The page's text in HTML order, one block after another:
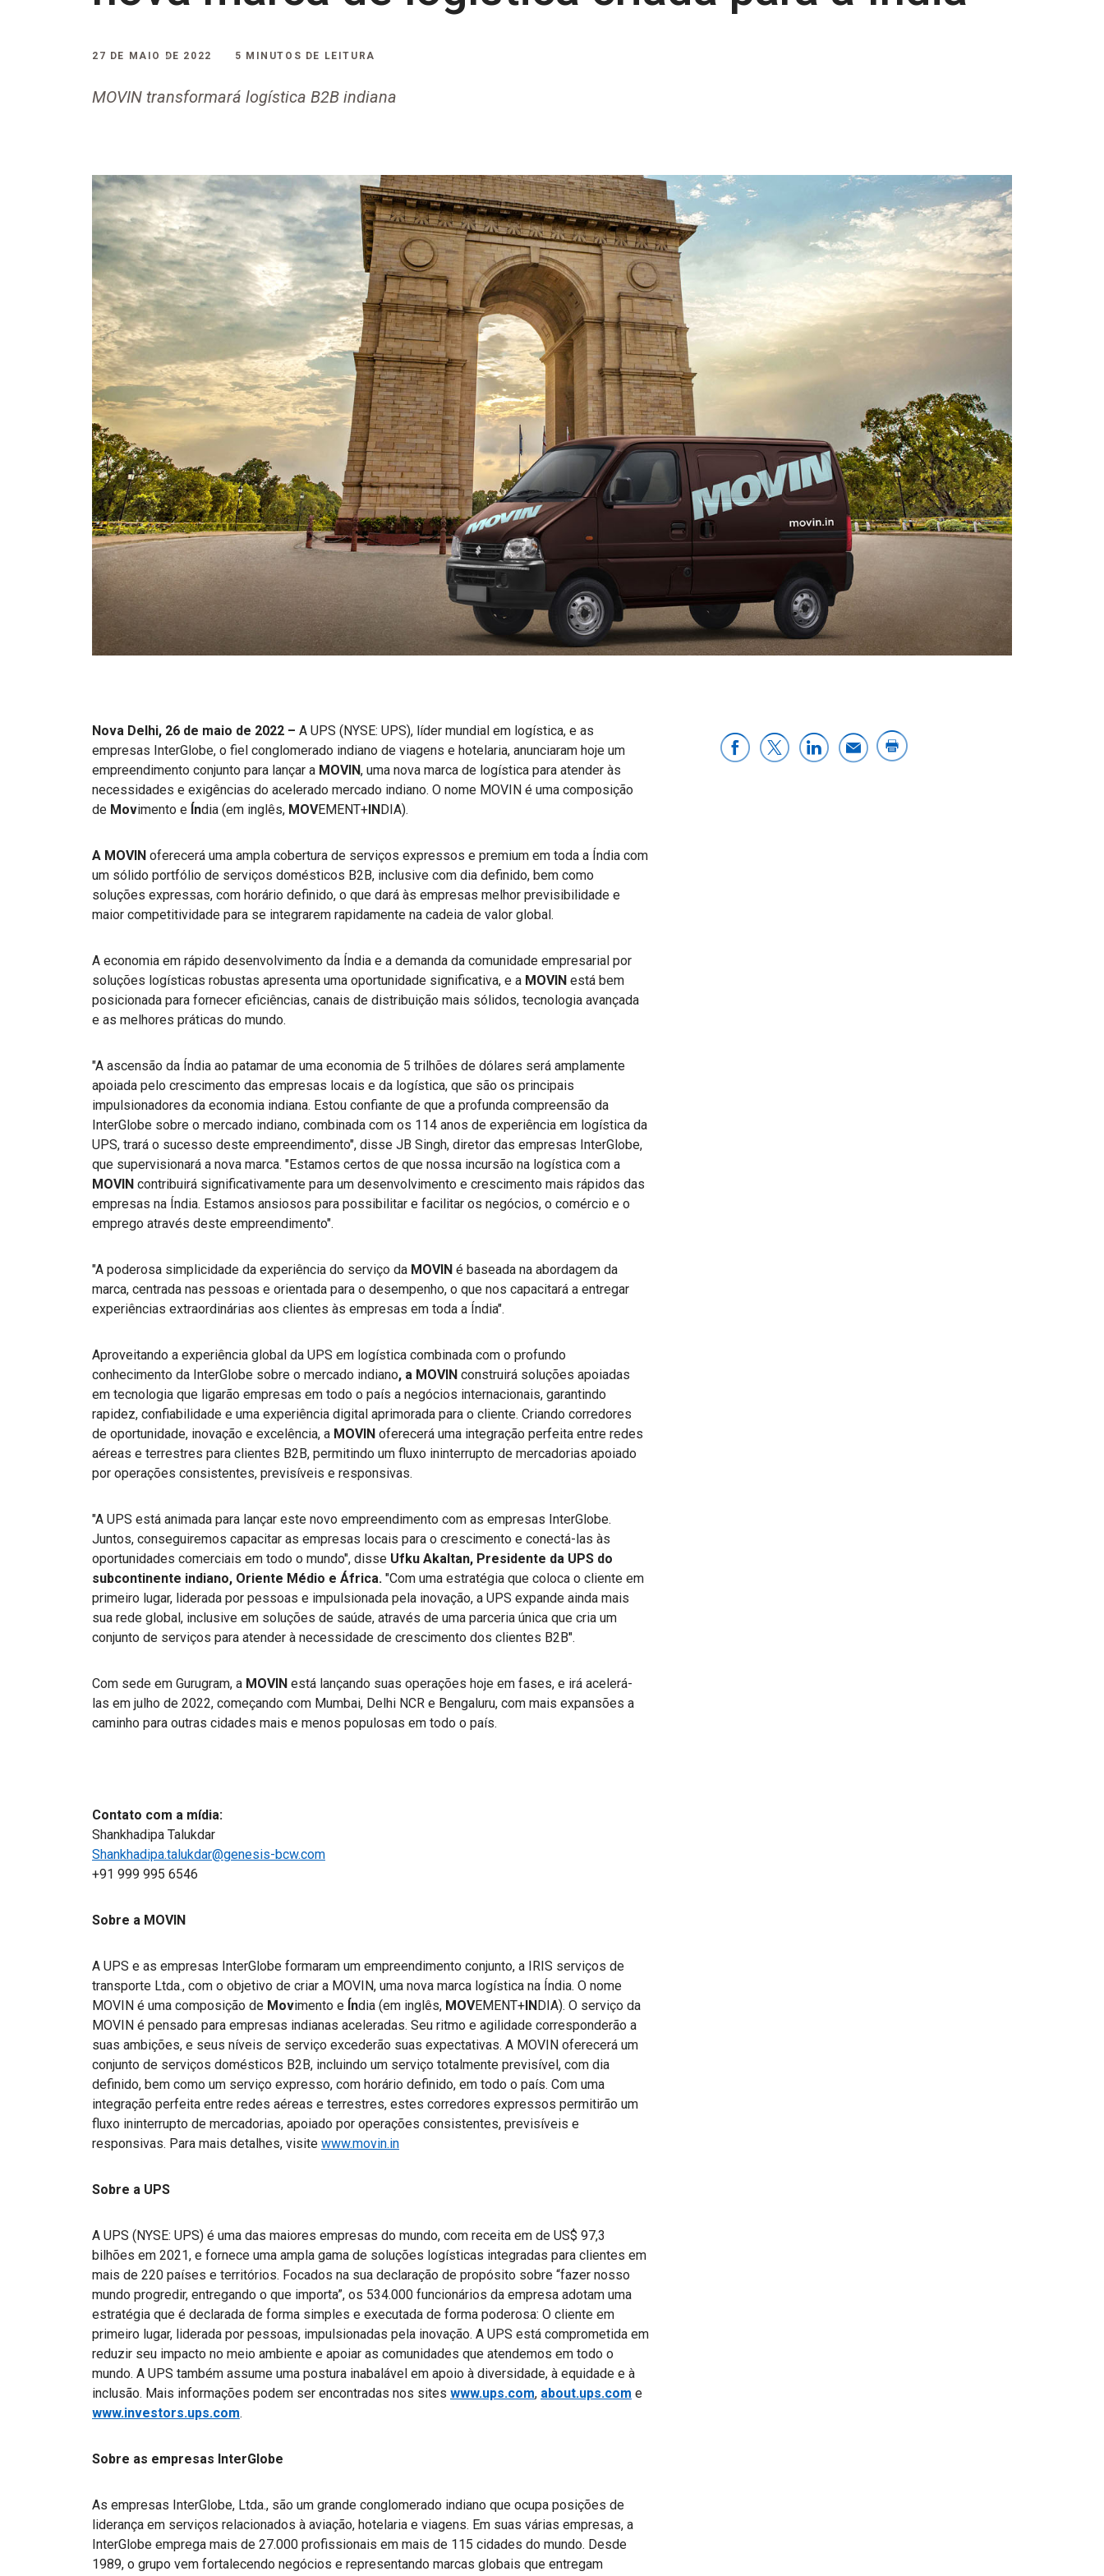
27 DE MAIO DE 2022 5 MINUTOS DE LEITURA
MOVIN transformará logística B2B indiana
Nova Delhi, 26 de maio de 2022 – A UPS (NYSE: UPS), líder mundial em logística, e as
empresas InterGlobe, o fiel conglomerado indiano de viagens e hotelaria, anunciaram hoje um
empreendimento conjunto para lançar a MOVIN, uma nova marca de logística para atender às
necessidades e exigências do acelerado mercado indiano. O nome MOVIN é uma composição
de Movimento e Índia (em inglês, MOVEMENT+INDIA).
A MOVIN oferecerá uma ampla cobertura de serviços expressos e premium em toda a Índia com
um sólido portfólio de serviços domésticos B2B, inclusive com dia definido, bem como
soluções expressas, com horário definido, o que dará às empresas melhor previsibilidade e
maior competitividade para se integrarem rapidamente na cadeia de valor global.
A economia em rápido desenvolvimento da Índia e a demanda da comunidade empresarial por
soluções logísticas robustas apresenta uma oportunidade significativa, e a MOVIN está bem
posicionada para fornecer eficiências, canais de distribuição mais sólidos, tecnologia avançada
e as melhores práticas do mundo.
"A ascensão da Índia ao patamar de uma economia de 5 trilhões de dólares será amplamente
apoiada pelo crescimento das empresas locais e da logística, que são os principais
impulsionadores da economia indiana. Estou confiante de que a profunda compreensão da
InterGlobe sobre o mercado indiano, combinada com os 114 anos de experiência em logística da
UPS, trará o sucesso deste empreendimento", disse JB Singh, diretor das empresas InterGlobe,
que supervisionará a nova marca. "Estamos certos de que nossa incursão na logística com a
MOVIN contribuirá significativamente para um desenvolvimento e crescimento mais rápidos das
empresas na Índia. Estamos ansiosos para possibilitar e facilitar os negócios, o comércio e o
emprego através deste empreendimento".
"A poderosa simplicidade da experiência do serviço da MOVIN é baseada na abordagem da
marca, centrada nas pessoas e orientada para o desempenho, o que nos capacitará a entregar
experiências extraordinárias aos clientes às empresas em toda a Índia".
Aproveitando a experiência global da UPS em logística combinada com o profundo
conhecimento da InterGlobe sobre o mercado indiano, a MOVIN construirá soluções apoiadas
em tecnologia que ligarão empresas em todo o país a negócios internacionais, garantindo
rapidez, confiabilidade e uma experiência digital aprimorada para o cliente. Criando corredores
de oportunidade, inovação e excelência, a MOVIN oferecerá uma integração perfeita entre redes
aéreas e terrestres para clientes B2B, permitindo um fluxo ininterrupto de mercadorias apoiado
por operações consistentes, previsíveis e responsivas.
"A UPS está animada para lançar este novo empreendimento com as empresas InterGlobe.
Juntos, conseguiremos capacitar as empresas locais para o crescimento e conectá-las às
oportunidades comerciais em todo o mundo", disse Ufku Akaltan, Presidente da UPS do
subcontinente indiano, Oriente Médio e África. "Com uma estratégia que coloca o cliente em
primeiro lugar, liderada por pessoas e impulsionada pela inovação, a UPS expande ainda mais
sua rede global, inclusive em soluções de saúde, através de uma parceria única que cria um
conjunto de serviços para atender à necessidade de crescimento dos clientes B2B".
Com sede em Gurugram, a MOVIN está lançando suas operações hoje em fases, e irá acelerá-
las em julho de 2022, começando com Mumbai, Delhi NCR e Bengaluru, com mais expansões a
caminho para outras cidades mais e menos populosas em todo o país.
Contato com a mídia:
Shankhadipa Talukdar
Shankhadipa.talukdar@genesis-bcw.com
+91 999 995 6546
Sobre a MOVIN
A UPS e as empresas InterGlobe formaram um empreendimento conjunto, a IRIS serviços de
transporte Ltda., com o objetivo de criar a MOVIN, uma nova marca logística na Índia. O nome
MOVIN é uma composição de Movimento e Índia (em inglês, MOVEMENT+INDIA). O serviço da
MOVIN é pensado para empresas indianas aceleradas. Seu ritmo e agilidade corresponderão a
suas ambições, e seus níveis de serviço excederão suas expectativas. A MOVIN oferecerá um
conjunto de serviços domésticos B2B, incluindo um serviço totalmente previsível, com dia
definido, bem como um serviço expresso, com horário definido, em todo o país. Com uma
integração perfeita entre redes aéreas e terrestres, estes corredores expressos permitirão um
fluxo ininterrupto de mercadorias, apoiado por operações consistentes, previsíveis e
responsivas. Para mais detalhes, visite www.movin.in
Sobre a UPS
A UPS (NYSE: UPS) é uma das maiores empresas do mundo, com receita em de US$ 97,3
bilhões em 2021, e fornece uma ampla gama de soluções logísticas integradas para clientes em
mais de 220 países e territórios. Focados na sua declaração de propósito sobre “fazer nosso
mundo progredir, entregando o que importa”, os 534.000 funcionários da empresa adotam uma
estratégia que é declarada de forma simples e executada de forma poderosa: O cliente em
primeiro lugar, liderada por pessoas, impulsionadas pela inovação. A UPS está comprometida em
reduzir seu impacto no meio ambiente e apoiar as comunidades que atendemos em todo o
mundo. A UPS também assume uma postura inabalável em apoio à diversidade, à equidade e à
inclusão. Mais informações podem ser encontradas nos sites www.ups.com, about.ups.com e
www.investors.ups.com.
Sobre as empresas InterGlobe
As empresas InterGlobe, Ltda., são um grande conglomerado indiano que ocupa posições de
liderança em serviços relacionados à aviação, hotelaria e viagens. Em suas várias empresas, a
InterGlobe emprega mais de 27.000 profissionais em mais de 115 cidades do mundo. Desde
1989, o grupo vem fortalecendo negócios e representando marcas globais que entregam